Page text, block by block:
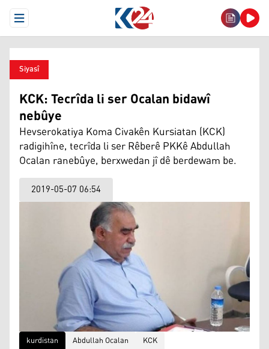
Open Menu
Siyasî
KCK: Tecrîda li ser Ocalan bidawî
nebûye
Hevserokatiya Koma Civakên Kursiatan (KCK)
radigihîne, tecrîda li ser Rêberê PKKê Abdullah
Ocalan ranebûye, berxwedan jî dê berdewam be.
2019-05-07 06:54
kurdistan Abdullah Ocalan KCK